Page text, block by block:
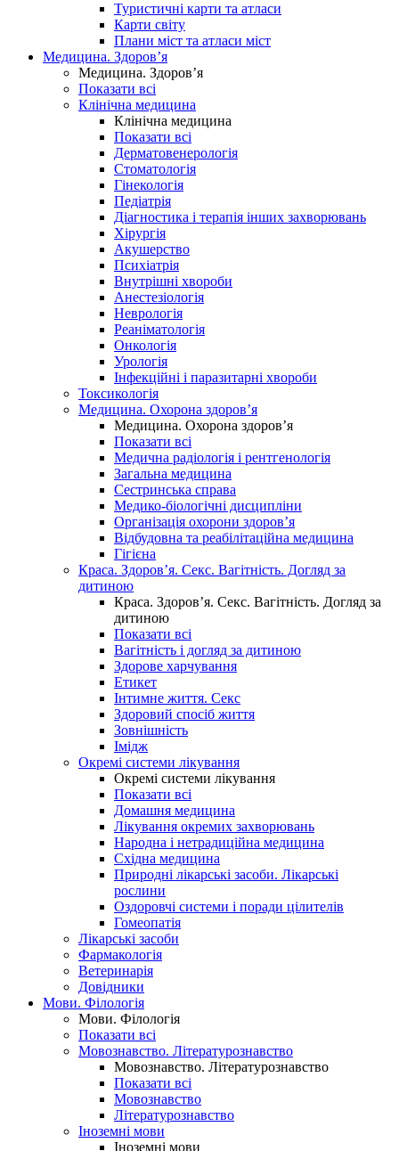
Туристичні карти та атласи
Карти світу
Плани міст та атласи міст
Медицина. Здоров’я
Медицина. Здоров’я
Показати всі
Клінічна медицина
Клінічна медицина
Показати всі
Дерматовенерологія
Стоматологія
Гінекологія
Педіатрія
Діагностика і терапія інших захворювань
Хірургія
Акушерство
Психіатрія
Внутрішні хвороби
Анестезіологія
Неврологія
Реаніматологія
Онкологія
Урологія
Інфекційні і паразитарні хвороби
Токсикологія
Медицина. Охорона здоров’я
Медицина. Охорона здоров’я
Показати всі
Медична радіологія і рентгенологія
Загальна медицина
Сестринська справа
Медико-біологічні дисципліни
Організація охорони здоров’я
Відбудовна та реабілітаційна медицина
Гігієна
Краса. Здоров’я. Секс. Вагітність. Догляд за
дитиною
Краса. Здоров’я. Секс. Вагітність. Догляд за
дитиною
Показати всі
Вагітність і догляд за дитиною
Здорове харчування
Етикет
Інтимне життя. Секс
Здоровий спосіб життя
Зовнішність
Імідж
Окремі системи лікування
Окремі системи лікування
Показати всі
Домашня медицина
Лікування окремих захворювань
Народна і нетрадиційна медицина
Східна медицина
Природні лікарські засоби. Лікарські
рослини
Оздоровчі системи і поради цілителів
Гомеопатія
Лікарські засоби
Фармакологія
Ветеринарія
Довідники
Мови. Філологія
Мови. Філологія
Показати всі
Мовознавство. Літературознавство
Мовознавство. Літературознавство
Показати всі
Мовознавство
Літературознавство
Іноземні мови
Іноземні мови